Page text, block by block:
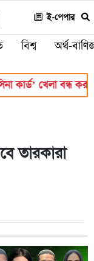
ই-পেপার
বিশ্ব অর্থ-
কার্ড’ খেলা বন্ধ করতে
তারকারা